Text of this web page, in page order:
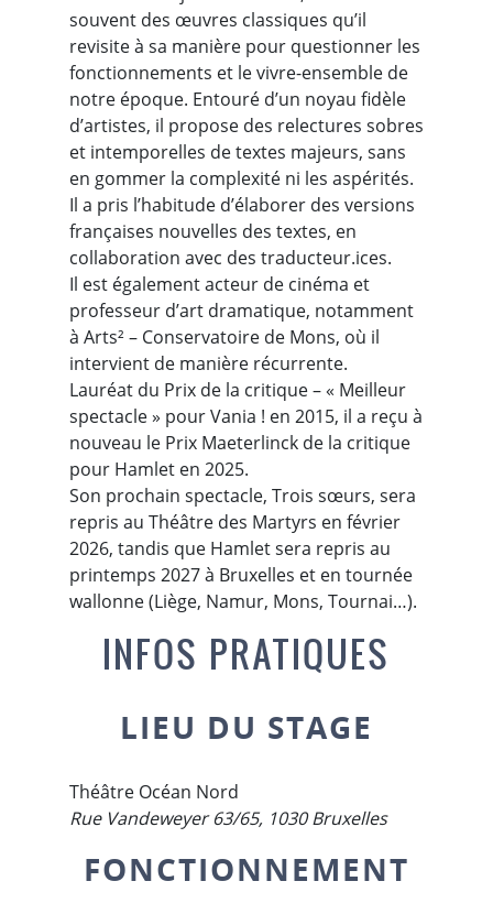
souvent des œuvres classiques qu’il
revisite à sa manière pour questionner les
fonctionnements et le vivre-ensemble de
notre époque. Entouré d’un noyau fidèle
d’artistes, il propose des relectures sobres
et intemporelles de textes majeurs, sans
en gommer la complexité ni les aspérités.
Il a pris l’habitude d’élaborer des versions
françaises nouvelles des textes, en
collaboration avec des traducteur.ices.
Il est également acteur de cinéma et
professeur d’art dramatique, notamment
à Arts² – Conservatoire de Mons, où il
intervient de manière récurrente.
Lauréat du Prix de la critique – « Meilleur
spectacle » pour Vania ! en 2015, il a reçu à
nouveau le Prix Maeterlinck de la critique
pour Hamlet en 2025.
Son prochain spectacle, Trois sœurs, sera
repris au Théâtre des Martyrs en février
2026, tandis que Hamlet sera repris au
printemps 2027 à Bruxelles et en tournée
wallonne (Liège, Namur, Mons, Tournai…).
INFOS PRATIQUES
LIEU DU STAGE
Théâtre Océan Nord
Rue Vandeweyer 63/65, 1030 Bruxelles
FONCTIONNEMENT